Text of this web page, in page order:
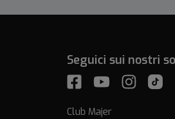
Seguici sui nostri
Club Majer